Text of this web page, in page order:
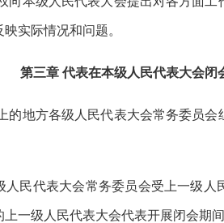
实际情况和问题。
第三章 代表在本级人民代表大会闭
的地方各级人民代表大会常务委员
人民代表大会常务委员会受上一级
上一级人民代表大会代表开展闭会期